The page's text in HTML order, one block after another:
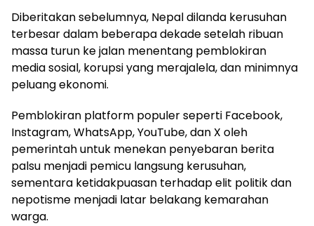
Diberitakan sebelumnya, Nepal dilanda kerusuhan
terbesar dalam beberapa dekade setelah ribuan
massa turun ke jalan menentang pemblokiran
media sosial, korupsi yang merajalela, dan minimnya
peluang ekonomi.
Pemblokiran platform populer seperti Facebook,
Instagram, WhatsApp, YouTube, dan X oleh
pemerintah untuk menekan penyebaran berita
palsu menjadi pemicu langsung kerusuhan,
sementara ketidakpuasan terhadap elit politik dan
nepotisme menjadi latar belakang kemarahan
warga.